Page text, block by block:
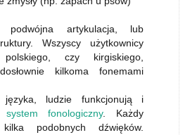
artykulacja, lub
Wszyscy użytkownicy
czy kirgiskiego,
kilkoma fonemami
ludzie funkcjonują i
system fonologiczny. Każdy
podobnych dźwięków.